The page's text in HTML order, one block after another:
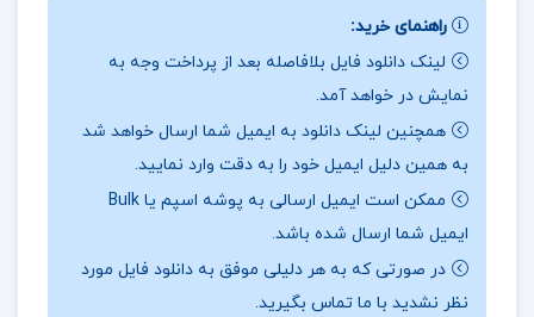
منظم و هدفمند ثبت و پیگیری کند. ترجمه ی زهرا نجاری
با حفظ دقت علمی و روانی متن اصلی، توانسته است
مفاهیم کتاب را به خوبی منتقل کند و آن را برای مخاطب
فارسی زبان قابل استفاده و جذاب سازد.
رایدر کارول، طراح محصول دیجیتال و مبتکر روش بولت
ژورنال، در این کتاب ابتدا خواننده را به مرور گذشته و
تحلیل فعالیت ها و آرزوهایش دعوت می کند. سپس با
راهنمای خرید:
لینک دانلود فایل بلافاصله بعد از پرداخت وجه به
نمایش در خواهد آمد.
همچنین لینک دانلود به ایمیل شما ارسال خواهد شد
به همین دلیل ایمیل خود را به دقت وارد نمایید.
ممکن است ایمیل ارسالی به پوشه اسپم یا Bulk
ایمیل شما ارسال شده باشد.
در صورتی که به هر دلیلی موفق به دانلود فایل مورد
نظر نشدید با ما تماس بگیرید.